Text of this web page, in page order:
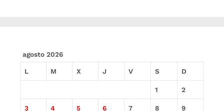
agosto 2026
L M X J V S D
1 2
3 4 5 6 7 8 9